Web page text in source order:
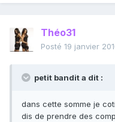
Théo31
Posté 19 janvier
petit bandit a dit :
dans cette somme je
dis de prendre des